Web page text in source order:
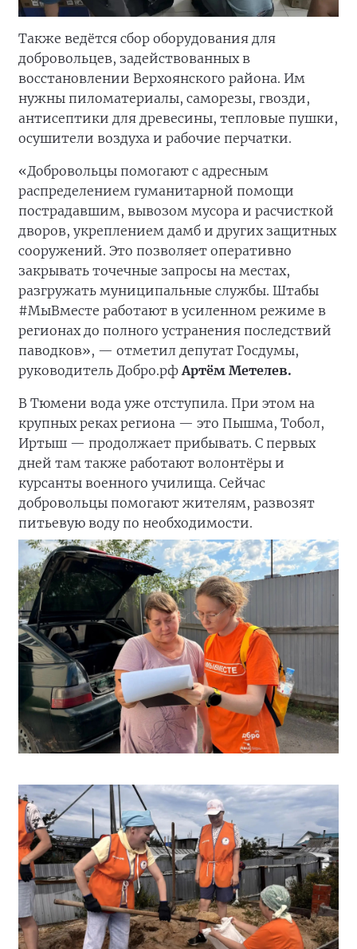
Также ведётся сбор оборудования для
добровольцев, задействованных в
восстановлении Верхоянского района. Им
нужны пиломатериалы, саморезы, гвозди,
антисептики для древесины, тепловые пушки,
осушители воздуха и рабочие перчатки.
«Добровольцы помогают с адресным
распределением гуманитарной помощи
пострадавшим, вывозом мусора и расчисткой
дворов, укреплением дамб и других защитных
сооружений. Это позволяет оперативно
закрывать точечные запросы на местах,
разгружать муниципальные службы. Штабы
#МыВместе работают в усиленном режиме в
регионах до полного устранения последствий
паводков», — отметил депутат Госдумы,
руководитель Добро.рф Артём Метелев.
В Тюмени вода уже отступила. При этом на
крупных реках региона — это Пышма, Тобол,
Иртыш — продолжает прибывать. С первых
дней там также работают волонтёры и
курсанты военного училища. Сейчас
добровольцы помогают жителям, развозят
питьевую воду по необходимости.